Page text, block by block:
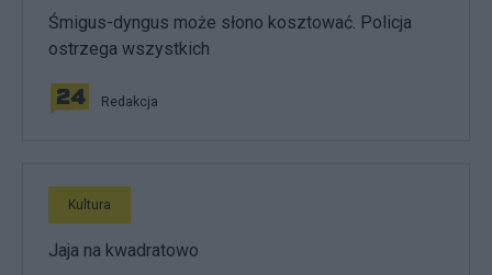
Śmigus-dyngus może słono kosztować. Policja
ostrzega wszystkich
Redakcja
Kultura
Jaja na kwadratowo